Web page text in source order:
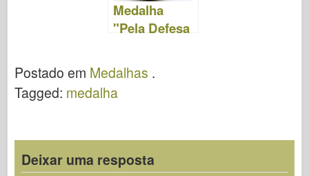
Medalha
"Pela Defesa
Leningrado"
Postado em Medalhas .
Tagged: medalha
Deixar uma resposta